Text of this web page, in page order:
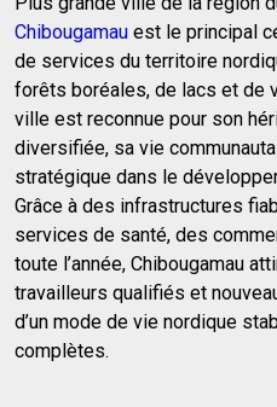
Chibougamau est le principal
de services du territoire
forêts boréales, de lacs et de
ville est reconnue pour son
diversifiée, sa vie
stratégique dans le
Grâce à des infrastructures
services de santé, des
toute l’année, Chibougamau
travailleurs qualifiés et
d’un mode de vie nordique
complètes.